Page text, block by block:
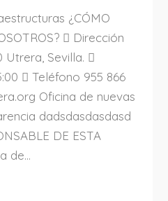
¿CÓMO
 Dirección
Utrera, Sevilla. 
 Teléfono 955 866
Oficina de nuevas
dadsdasdasdasd
DE ESTA
de...